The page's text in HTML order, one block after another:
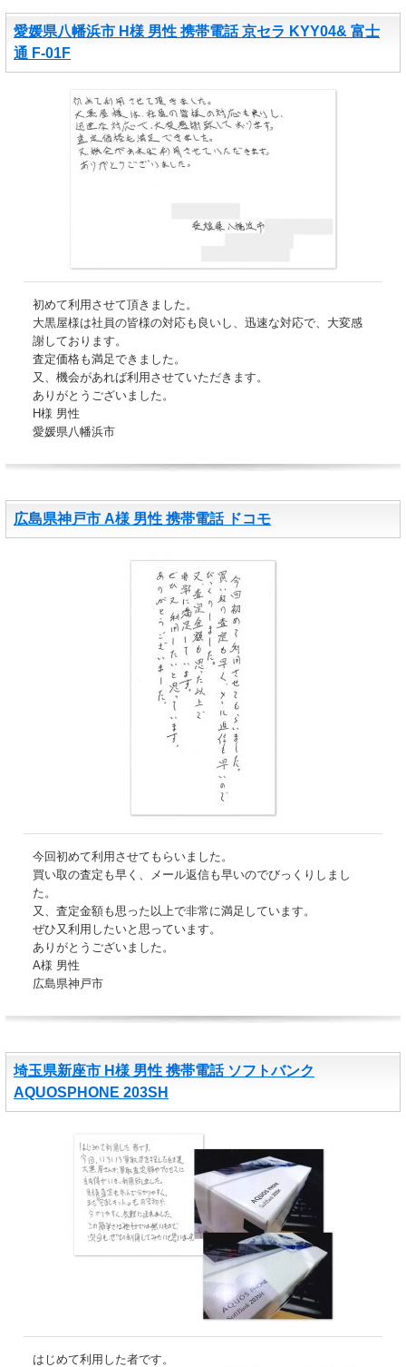
愛媛県八幡浜市 H様 男性 携帯電話 京セラ KYY04& 富士
通 F-01F
初めて利用させて頂きました。
大黒屋様は社員の皆様の対応も良いし、迅速な対応で、大変感
謝しております。
査定価格も満足できました。
又、機会があれば利用させていただきます。
ありがとうございました。
H様 男性
愛媛県八幡浜市
広島県神戸市 A様 男性 携帯電話 ドコモ
今回初めて利用させてもらいました。
買い取の査定も早く、メール返信も早いのでびっくりしまし
た。
又、査定金額も思った以上で非常に満足しています。
ぜひ又利用したいと思っています。
ありがとうございました。
A様 男性
広島県神戸市
埼玉県新座市 H様 男性 携帯電話 ソフトバンク
AQUOSPHONE 203SH
はじめて利用した者です。